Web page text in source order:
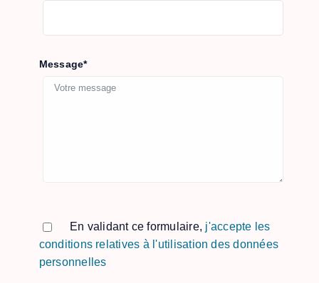
Message*
Veuillez laisser ce champ vide.
En validant ce formulaire, j'accepte les
conditions relatives à l'utilisation des données
personnelles